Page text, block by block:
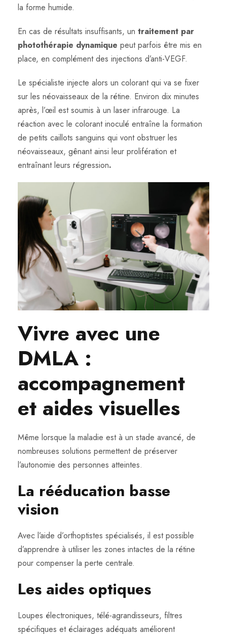
la forme humide.
En cas de résultats insuffisants, un traitement par
photothérapie dynamique peut parfois être mis en
place, en complément des injections d’anti-VEGF.
Le spécialiste injecte alors un colorant qui va se fixer
sur les néovaisseaux de la rétine. Environ dix minutes
après, l’œil est soumis à un laser infrarouge. La
réaction avec le colorant inoculé entraîne la formation
de petits caillots sanguins qui vont obstruer les
néovaisseaux, gênant ainsi leur prolifération et
entraînant leurs régression.
Vivre avec une
DMLA :
accompagnement
et aides visuelles
Même lorsque la maladie est à un stade avancé, de
nombreuses solutions permettent de préserver
l’autonomie des personnes atteintes.
La rééducation basse
vision
Avec l’aide d’orthoptistes spécialisés, il est possible
d’apprendre à utiliser les zones intactes de la rétine
pour compenser la perte centrale.
Les aides optiques
Loupes électroniques, télé-agrandisseurs, filtres
spécifiques et éclairages adéquats améliorent